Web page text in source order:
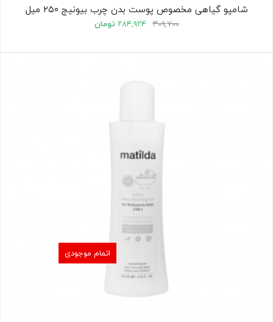
شامپو گیاهی مخصوص پوست بدن چرب بیونیج ۲۵۰ میل
۳۰۹,۷۰۰ ۲۸۴,۹۲۴ تومان
اتمام موجودی